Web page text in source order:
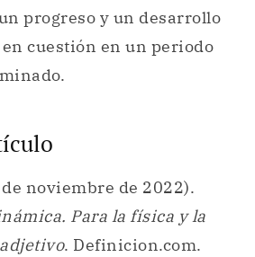
progreso y un desarrollo
cuestión en un periodo
noviembre de 2022).
Para la física y la
. Definicion.com.